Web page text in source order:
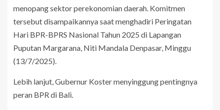
menopang sektor perekonomian daerah. Komitmen
tersebut disampaikannya saat menghadiri Peringatan
Hari BPR-BPRS Nasional Tahun 2025 di Lapangan
Puputan Margarana, Niti Mandala Denpasar, Minggu
(13/7/2025).
Lebih lanjut, Gubernur Koster menyinggung pentingnya
peran BPR di Bali.